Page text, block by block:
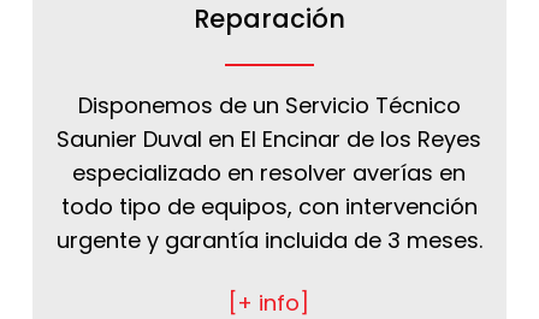
Reparación
Disponemos de un Servicio Técnico
Saunier Duval en El Encinar de los Reyes
especializado en resolver averías en
todo tipo de equipos, con intervención
urgente y garantía incluida de 3 meses.
[+ info]